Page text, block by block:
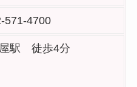
571-4700
駅 徒歩4分